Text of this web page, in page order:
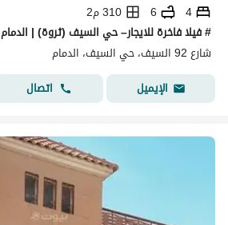
4
6
310 م2
# فيلا فاخرة للايجار– حي السيف (ثروة) | الدمام
شارع 92 السيف، حي السيف، الدمام
الإيميل
اتصال